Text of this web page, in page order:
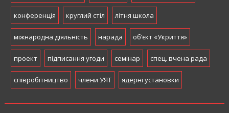
конференція круглий стіл літня школа
міжнародна діяльність нарада об’єкт «Укриття»
проект підписання угоди семінар спец. вчена рада
співробітництво члени УЯТ ядерні установки